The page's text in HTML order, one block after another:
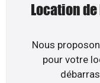
Location
Nous
pour votre